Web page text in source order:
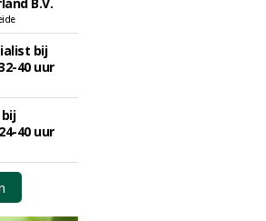
bij
40 uur
40 uur